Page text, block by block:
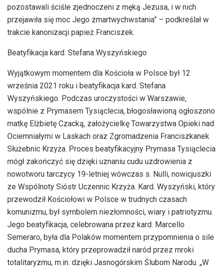
pozostawali ściśle zjednoczeni z męką Jezusa, i w nich
przejawiła się moc Jego zmartwychwstania” – podkreślał w
trakcie kanonizacji papież Franciszek.
Beatyfikacja kard. Stefana Wyszyńskiego
Wyjątkowym momentem dla Kościoła w Polsce był 12
września 2021 roku i beatyfikacja kard. Stefana
Wyszyńskiego. Podczas uroczystości w Warszawie,
wspólnie z Prymasem Tysiąclecia, błogosławioną ogłoszono
matkę Elżbietę Czacką, założycielkę Towarzystwa Opieki nad
Ociemniałymi w Laskach oraz Zgromadzenia Franciszkanek
Służebnic Krzyża. Proces beatyfikacyjny Prymasa Tysiąclecia
mógł zakończyć się dzięki uznaniu cudu uzdrowienia z
nowotworu tarczycy 19-letniej wówczas s. Nulli, nowicjuszki
ze Wspólnoty Sióstr Uczennic Krzyża. Kard. Wyszyński, który
przewodził Kościołowi w Polsce w trudnych czasach
komunizmu, był symbolem niezłomności, wiary i patriotyzmu.
Jego beatyfikacja, celebrowana przez kard. Marcello
Semeraro, była dla Polaków momentem przypomnienia o sile
ducha Prymasa, który przeprowadził naród przez mroki
totalitaryzmu, m.in. dzięki Jasnogórskim Ślubom Narodu. „W